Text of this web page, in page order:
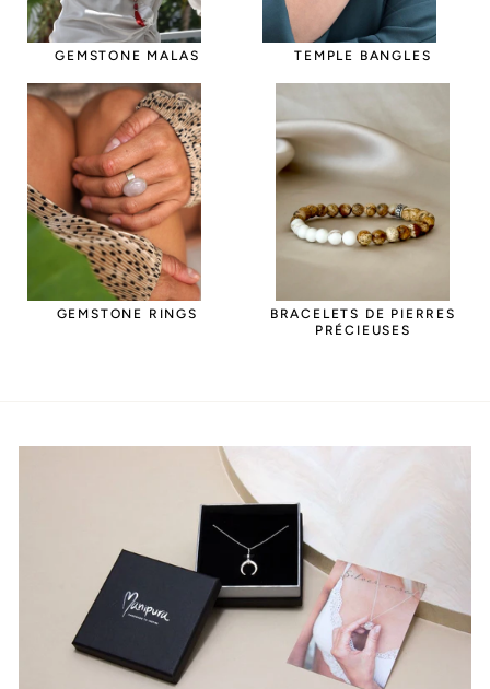
GEMSTONE MALAS TEMPLE BANGLES
GEMSTONE RINGS
BRACELETS DE PIERRES
PRÉCIEUSES